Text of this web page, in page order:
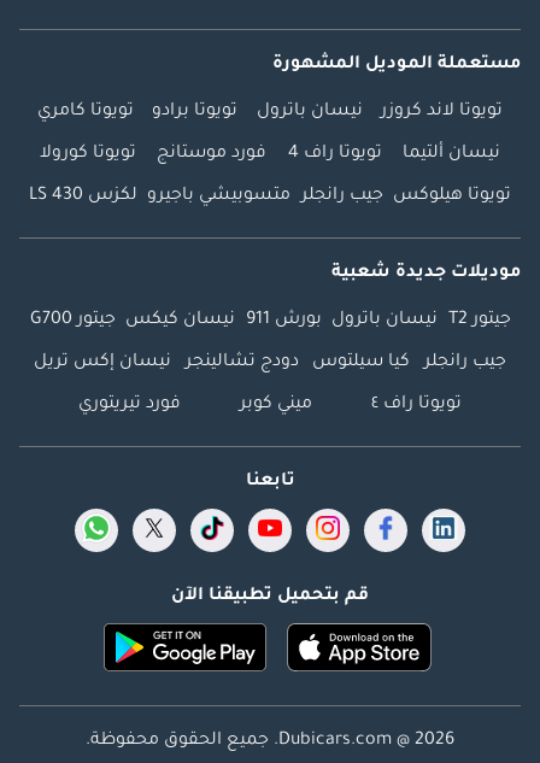
مستعملة الموديل المشهورة
تويوتا لاند كروزر نيسان باترول تويوتا برادو تويوتا كامري
نيسان ألتيما تويوتا راف 4 فورد موستانج تويوتا كورولا
تويوتا هيلوكس جيب رانجلر متسوبيشي باجيرو لكزس LS 430
موديلات جديدة شعبية
جيتور T2 نيسان باترول بورش 911 نيسان كيكس جيتور G700
جيب رانجلر كيا سيلتوس دودج تشالينجر نيسان إكس تريل
تويوتا راف ٤ ميني كوبر فورد تيريتوري
تابعنا
قم بتحميل تطبيقنا الآن
Dubicars.com @ 2026. جميع الحقوق محفوظة.